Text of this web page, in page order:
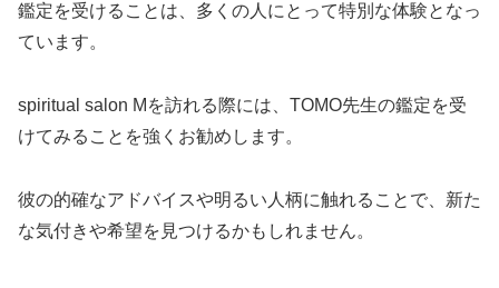
鑑定を受けることは、多くの人にとって特別な体験となっ
ています。
spiritual salon Mを訪れる際には、TOMO先生の鑑定を受
けてみることを強くお勧めします。
彼の的確なアドバイスや明るい人柄に触れることで、新た
な気付きや希望を見つけるかもしれません。